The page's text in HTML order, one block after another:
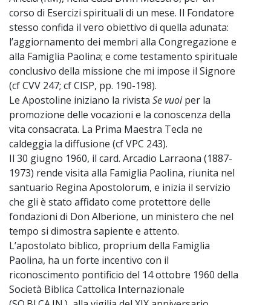
corso di Esercizi spirituali di un mese. Il Fondatore
stesso confida il vero obiettivo di quella adunata:
l’aggiornamento dei membri alla Congregazione e
alla Famiglia Paolina; e come testamento spirituale
conclusivo della missione che mi impose il Signore
(cf CVV 247; cf CISP, pp. 190-198).
Le Apostoline iniziano la rivista Se vuoiper la
promozione delle vocazioni e la conoscenza della
vita consacrata. La Prima Maestra Tecla ne
caldeggia la diffusione (cf VPC 243).
Il 30 giugno 1960, il card. Arcadio Larraona (1887-
1973) rende visita alla Famiglia Paolina, riunita nel
santuario Regina Apostolorum, e inizia il servizio
che gli è stato affidato come protettore delle
fondazioni di Don Alberione, un ministero che nel
tempo si dimostra sapiente e attento.
L’apostolato biblico, proprium della Famiglia
Paolina, ha un forte incentivo con il
riconoscimento pontificio del 14 ottobre 1960 della
Società Biblica Cattolica Internazionale